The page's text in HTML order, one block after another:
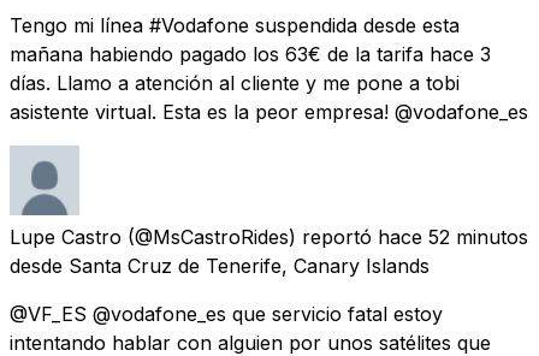
Tengo mi línea #Vodafone suspendida desde esta
mañana habiendo pagado los 63€ de la tarifa hace 3
días. Llamo a atención al cliente y me pone a tobi
asistente virtual. Esta es la peor empresa! @vodafone_es
Lupe Castro (@MsCastroRides) reportó hace 52 minutos
desde Santa Cruz de Tenerife, Canary Islands
@VF_ES @vodafone_es que servicio fatal estoy
intentando hablar con alguien por unos satélites que